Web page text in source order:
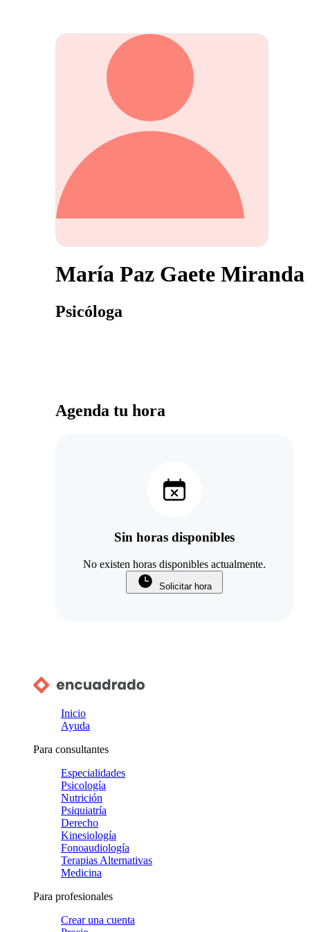
María Paz Gaete Miranda
Psicóloga
Agenda tu hora
Sin horas disponibles
No existen horas disponibles actualmente.
Solicitar hora
Inicio
Ayuda
Para consultantes
Especialidades
Psicología
Nutrición
Psiquiatría
Derecho
Kinesiología
Fonoaudiología
Terapias Alternativas
Medicina
Para profesionales
Crear una cuenta